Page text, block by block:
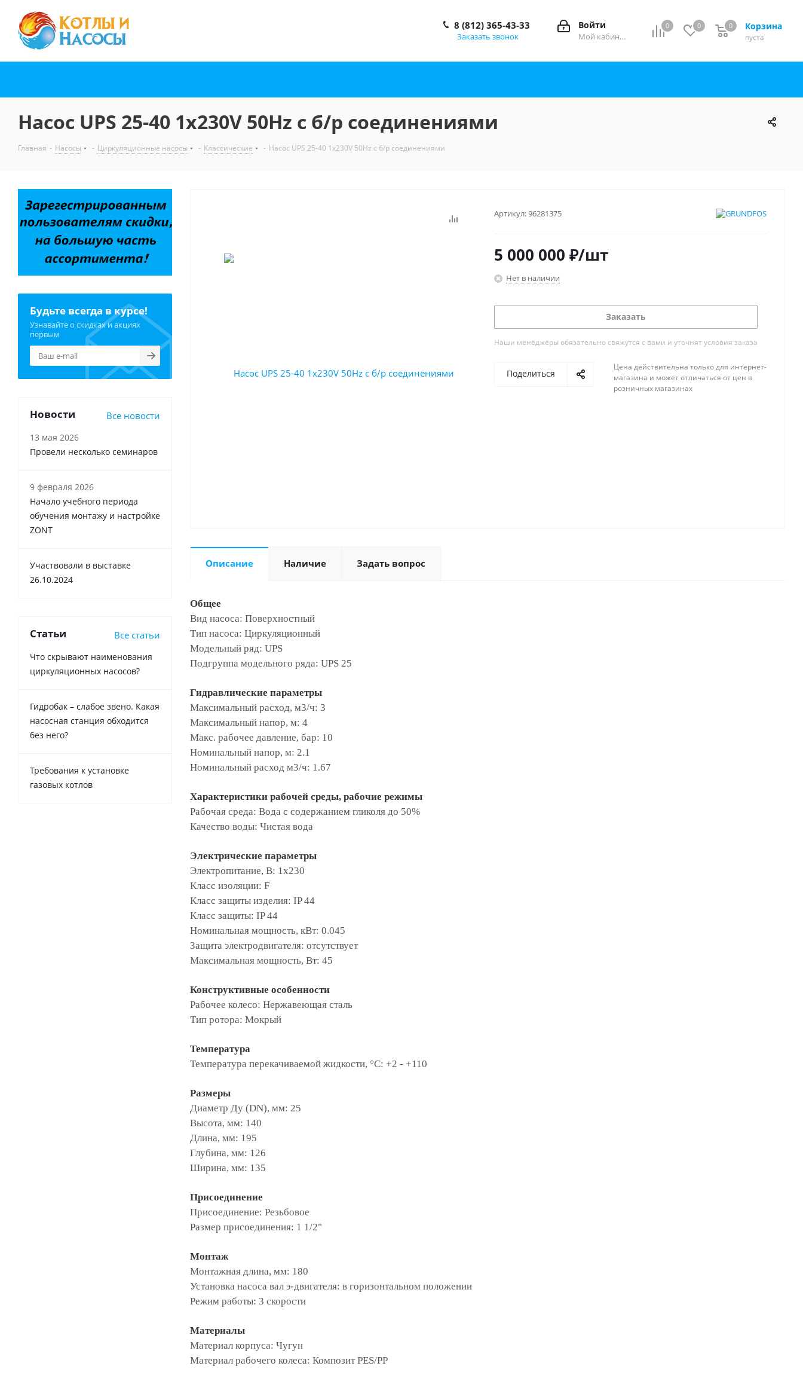
0 0 Корзина
0
пуста
0
Войти
Мой кабинет
8 (812) 365-43-33
Заказать звонок
Насос UPS 25-40 1x230V 50Hz с б/р соединениями
Главная - Насосы - Циркуляционные насосы - Классические - Насос UPS 25-40 1x230V 50Hz с б/р соединениями
Артикул:96281375
5 000 000 ₽/шт
Нет в наличии
Заказать
Наши менеджеры обязательно свяжутся с вами и уточнят условия заказа
Поделиться
Цена действительна только для интернет-
магазина и может отличаться от цен в
розничных магазинах
Описание Наличие Задать вопрос
Общее
Вид насоса: Поверхностный
Тип насоса: Циркуляционный
Модельный ряд: UPS
Подгруппа модельного ряда: UPS 25
Гидравлические параметры
Максимальный расход, м3/ч: 3
Максимальный напор, м: 4
Макс. рабочее давление, бар: 10
Номинальный напор, м: 2.1
Номинальный расход м3/ч: 1.67
Xарактеристики рабочей среды, рабочие режимы
Рабочая среда: Вода с содержанием гликоля до 50%
Качество воды: Чистая вода
Электрические параметры
Электропитание, В: 1х230
Класс изоляции: F
Класс защиты изделия: IP 44
Класс защиты: IP 44
Номинальная мощность, кВт: 0.045
Защита электродвигателя: отсутствует
Максимальная мощность, Вт: 45
Конструктивные особенности
Рабочее колесо: Нержавеющая сталь
Тип ротора: Мокрый
Температура
Температура перекачиваемой жидкости, °С: +2 - +110
Размеры
Диаметр Ду (DN), мм: 25
Высота, мм: 140
Длина, мм: 195
Глубина, мм: 126
Ширина, мм: 135
Присоединение
Присоединение: Резьбовое
Размер присоединения: 1 1/2"
Монтаж
Монтажная длина, мм: 180
Установка насоса вал э-двигателя: в горизонтальном положении
Режим работы: 3 скорости
Материалы
Материал корпуса: Чугун
Материал рабочего колеса: Композит PES/PP
Будьте всегда в курсе!
Узнавайте о скидках и акциях
первым
Новости Все новости
13 мая 2026
Провели несколько семинаров
9 февраля 2026
Начало учебного периода
обучения монтажу и настройке
ZONT
Участвовали в выставке
26.10.2024
Статьи Все статьи
Что скрывают наименования
циркуляционных насосов?
Гидробак – слабое звено. Какая
насосная станция обходится
без него?
Требования к установке
газовых котлов